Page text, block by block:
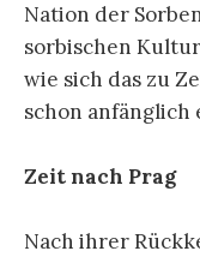
Nation der
sorbischen
wie sich das zu
schon
Zeit nach Prag
Nach ihrer